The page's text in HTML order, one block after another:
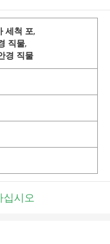
세척 포,
직물,
경 직물
십시오